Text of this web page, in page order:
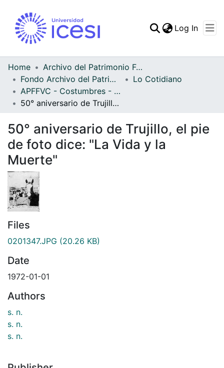
Statistics
Log In
Home
Archivo del Patrimonio Fotográfico y Fílmico del Valle del Cauca
Fondo Archivo del Patrimonio Fotográfico y Fílmico del Valle del Cauca
Lo Cotidiano
APFFVC - Costumbres - Patrimonial
50° aniversario de Trujillo, el pie de foto dice: "La Vida y la Muerte"
50° aniversario de Trujillo, el pie
de foto dice: "La Vida y la
Muerte"
Files
0201347.JPG (20.26 KB)
Date
1972-01-01
Authors
s. n.
s. n.
s. n.